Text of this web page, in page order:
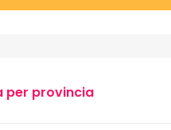
per provincia